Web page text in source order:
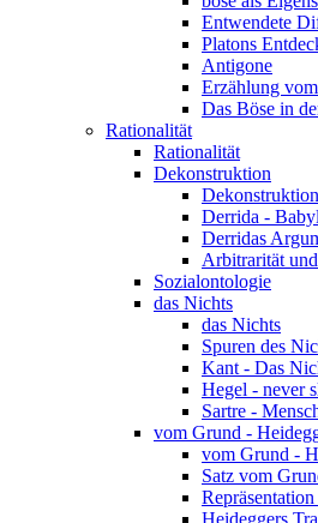
Entwendete
Platons
Antigone
Erzählung
Das Böse in
Rationalität
Rationalität
Dekonstruktion
Dekonstruktion
Derrida -
Derridas
Arbitrarität
Sozialontologie
das Nichts
das Nichts
Spuren des
Kant - Das
Hegel - never
Sartre -
vom Grund -
vom Grund -
Satz vom